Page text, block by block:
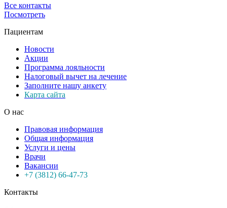
Все контакты
Посмотреть
Пациентам
Новости
Акции
Программа лояльности
Налоговый вычет на лечение
Заполните нашу анкету
Карта сайта
О нас
Правовая информация
Общая информация
Услуги и цены
Врачи
Вакансии
+7 (3812) 66-47-73
Контакты